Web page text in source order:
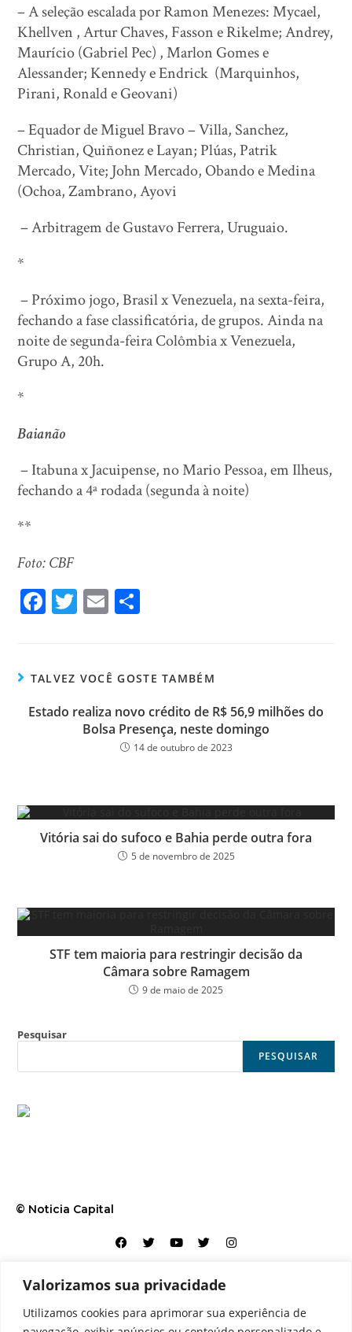
Valorizamos sua privacidade
Utilizamos cookies para aprimorar sua experiência de
– A seleção escalada por Ramon Menezes: Mycael,
Khellven , Artur Chaves, Fasson e Rikelme; Andrey,
Maurício (Gabriel Pec) , Marlon Gomes e
Alessander; Kennedy e Endrick (Marquinhos,
Pirani, Ronald e Geovani)
– Equador de Miguel Bravo – Villa, Sanchez,
Christian, Quiñonez e Layan; Plúas, Patrik
Mercado, Vite; John Mercado, Obando e Medina
(Ochoa, Zambrano, Ayovi
– Arbitragem de Gustavo Ferrera, Uruguaio.
*
– Próximo jogo, Brasil x Venezuela, na sexta-feira,
fechando a fase classificatória, de grupos. Ainda na
noite de segunda-feira Colômbia x Venezuela,
Grupo A, 20h.
*
Baianão
– Itabuna x Jacuipense, no Mario Pessoa, em Ilheus,
fechando a 4ª rodada (segunda à noite)
**
Foto: CBF
Fa
ok
T
er
E
TALVEZ VOCÊ GOSTE TAMBÉM
Estado realiza novo crédito de R$ 56,9 milhões do
Bolsa Presença, neste domingo
14 de outubro de 2023
Vitória sai do sufoco e Bahia perde outra fora
5 de novembro de 2025
STF tem maioria para restringir decisão da
Câmara sobre Ramagem
9 de maio de 2025
Pesquisar
PESQUISAR
© Noticia Capital
Contato Home Aviso legal Configurações de cookies